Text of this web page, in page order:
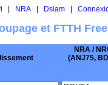
NRA| Dslam|
et FTTH
NRA /
(ANJ75,